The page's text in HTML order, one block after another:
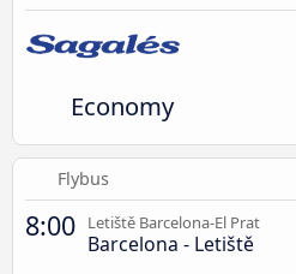
Economy
Flybus
8:00 Letiště Barcelona-El Prat
Barcelona - Letiště